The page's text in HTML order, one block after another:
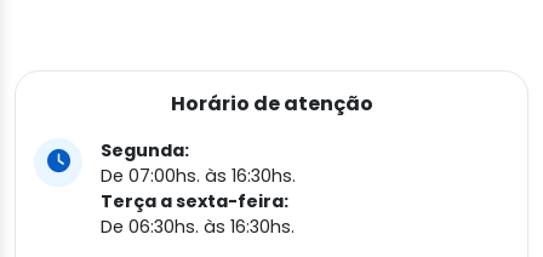
Horário de atenção
Segunda:
De 07:00hs. às 16:30hs.
Terça a sexta-feira:
De 06:30hs. às 16:30hs.